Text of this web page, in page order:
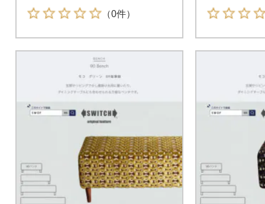
（0件）